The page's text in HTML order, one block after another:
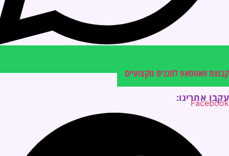
קבוצת וואטסאפ לתכנים מקצועיים
עקבו אחרינו:
Facebook